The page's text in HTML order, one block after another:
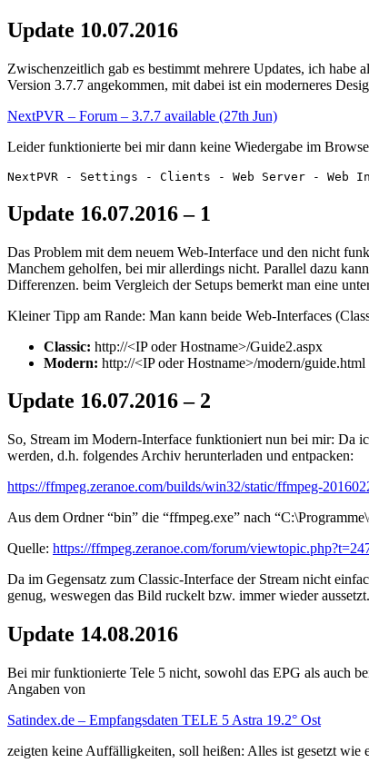
Update 10.07.2016
Zwischenzeitlich gab es bestimmt mehrere Updates, ich
Version 3.7.7 angekommen, mit dabei ist ein moderneres
NextPVR – Forum – 3.7.7 available (27th Jun)
Leider funktionierte bei mir dann keine Wiedergabe im
NextPVR - Settings - Clients - Web Server - Web
Update 16.07.2016 – 1
Das Problem mit dem neuem Web-Interface und den nicht
Manchem geholfen, bei mir allerdings nicht. Parallel dazu
Differenzen. beim Vergleich der Setups bemerkt man eine
Kleiner Tipp am Rande: Man kann beide Web-Interfaces
Classic: http://<IP oder Hostname>/Guide2.aspx
Modern: http://<IP oder Hostname>/modern/guide.html
Update 16.07.2016 – 2
So, Stream im Modern-Interface funktioniert nun bei mir: Da
werden, d.h. folgendes Archiv herunterladen und entpacken:
https://ffmpeg.zeranoe.com/builds/win32/static/ffmpeg-
Aus dem Ordner “bin” die “ffmpeg.exe” nach
Quelle: https://ffmpeg.zeranoe.com/forum/
Da im Gegensatz zum Classic-Interface der Stream nicht
genug, weswegen das Bild ruckelt bzw. immer wieder aussetzt.
Update 14.08.2016
Bei mir funktionierte Tele 5 nicht, sowohl das EPG als auch
Angaben von
Satindex.de – Empfangsdaten TELE 5 Astra 19.2° Ost
zeigten keine Auffälligkeiten, soll heißen: Alles ist gesetzt wie